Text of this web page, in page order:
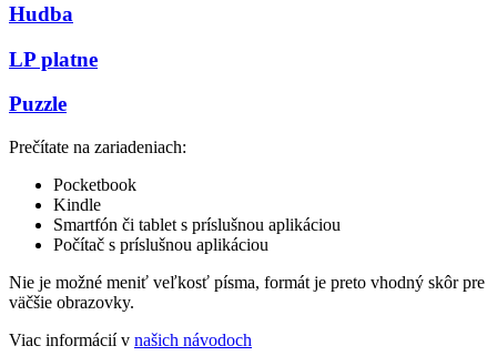
Hudba
LP platne
Puzzle
Prečítate na zariadeniach:
Pocketbook
Kindle
Smartfón či tablet s príslušnou aplikáciou
Počítač s príslušnou aplikáciou
Nie je možné meniť veľkosť písma, formát je preto vhodný skôr pre
väčšie obrazovky.
Viac informácií v našich návodoch